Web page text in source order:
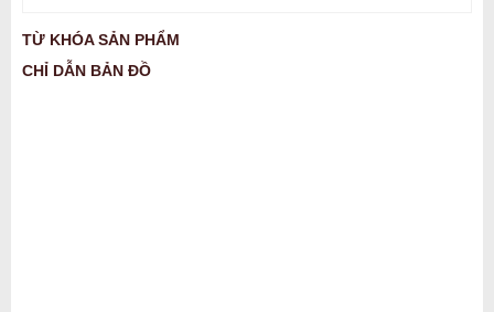
TỪ KHÓA SẢN PHẨM
CHỈ DẪN BẢN ĐỒ